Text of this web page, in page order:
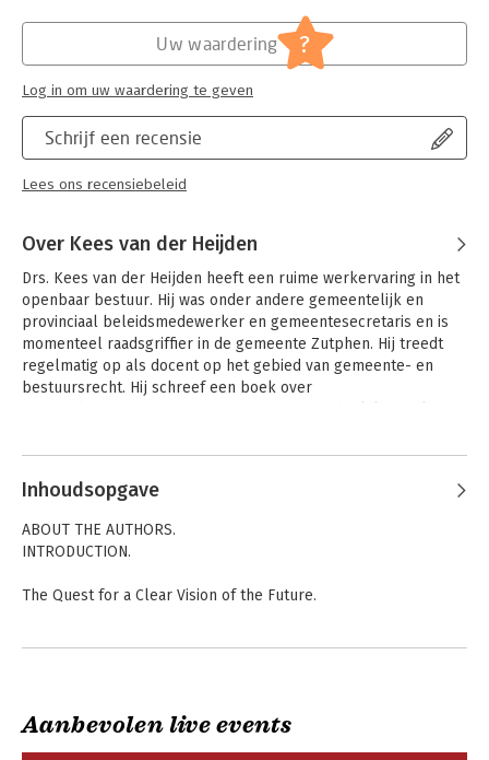
Schrijf een recensie
Lees ons recensiebeleid
Uw waardering ?
Log in om uw waardering te geven
Over Kees van der Heijden
Drs. Kees van der Heijden heeft een ruime werkervaring in het
openbaar bestuur. Hij was onder andere gemeentelijk en
provinciaal beleidsmedewerker en gemeentesecretaris en is
momenteel raadsgriffier in de gemeente Zutphen. Hij treedt
regelmatig op als docent op het gebied van gemeente- en
bestuursrecht. Hij schreef een boek over
juridisch getinte columns voor de Vereniging van Griffiers.
Andere boeken door Kees van der
Heijden
Scenarios Scenarios for
Inhoudsopgave
ABOUT THE AUTHORS.
INTRODUCTION.
The Quest for a Clear Vision of the Future.
Developing the Sixth Sense - the Approach to Scenario
Thinking.
Aanbevolen live events